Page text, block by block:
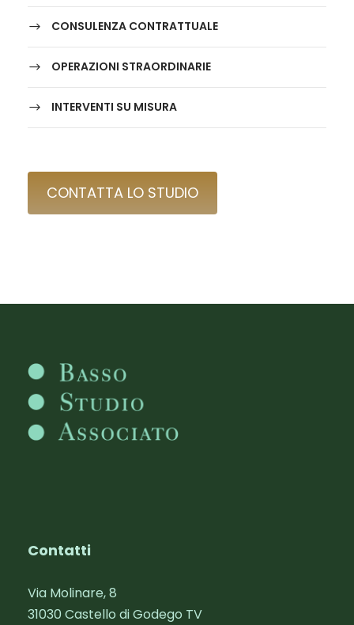
CONSULENZA CONTRATTUALE
OPERAZIONI STRAORDINARIE
INTERVENTI SU MISURA
CONTATTA LO STUDIO
Contatti
Via Molinare, 8
31030 Castello di Godego TV